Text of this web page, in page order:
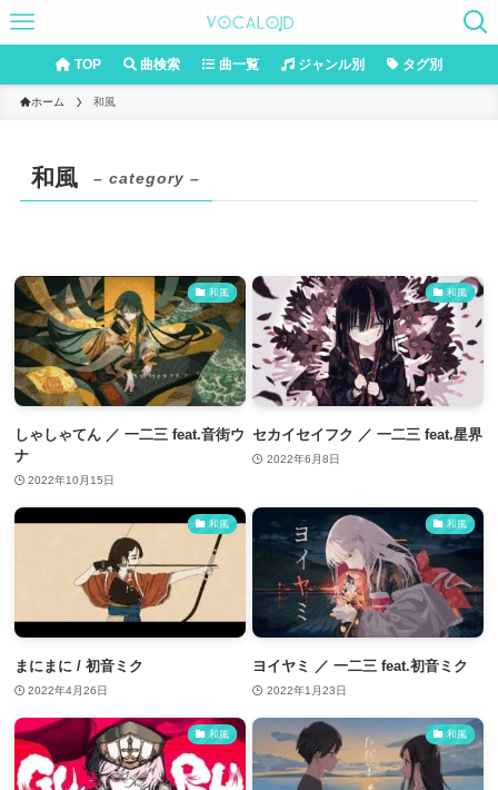
TOP 曲検索 曲一覧 ジャンル別 タグ別
ホーム 和風
和風 – category –
和風
しゃしゃてん ／ 一二三 feat.音街ウ
ナ
2022年10月15日
和風
セカイセイフク ／ 一二三 feat.星界
2022年6月8日
和風
まにまに / 初音ミク
2022年4月26日
和風
ヨイヤミ ／ 一二三 feat.初音ミク
2022年1月23日
和風 和風